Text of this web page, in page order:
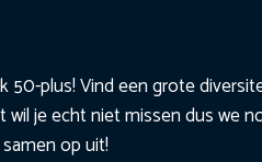
50-plus! Vind een grote
je echt niet missen dus we
op uit!